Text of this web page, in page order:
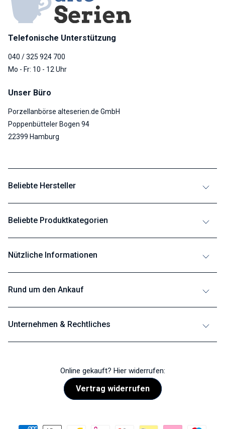
Telefonische Unterstützung
040 / 325 924 700
Mo - Fr: 10 - 12 Uhr
Unser Büro
Porzellanbörse alteserien.de GmbH
Poppenbütteler Bogen 94
22399 Hamburg
Beliebte Hersteller
Beliebte Produktkategorien
Nützliche Informationen
Rund um den Ankauf
Unternehmen & Rechtliches
Online gekauft? Hier widerrufen:
Vertrag widerrufen